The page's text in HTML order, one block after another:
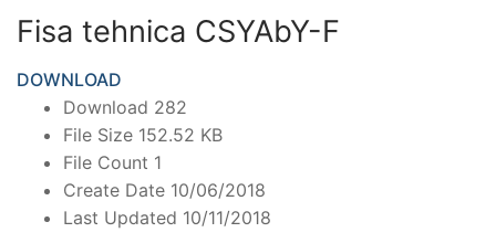
Fisa tehnica CSYAbY-F
DOWNLOAD
Download 282
File Size 152.52 KB
File Count 1
Create Date 10/06/2018
Last Updated 10/11/2018